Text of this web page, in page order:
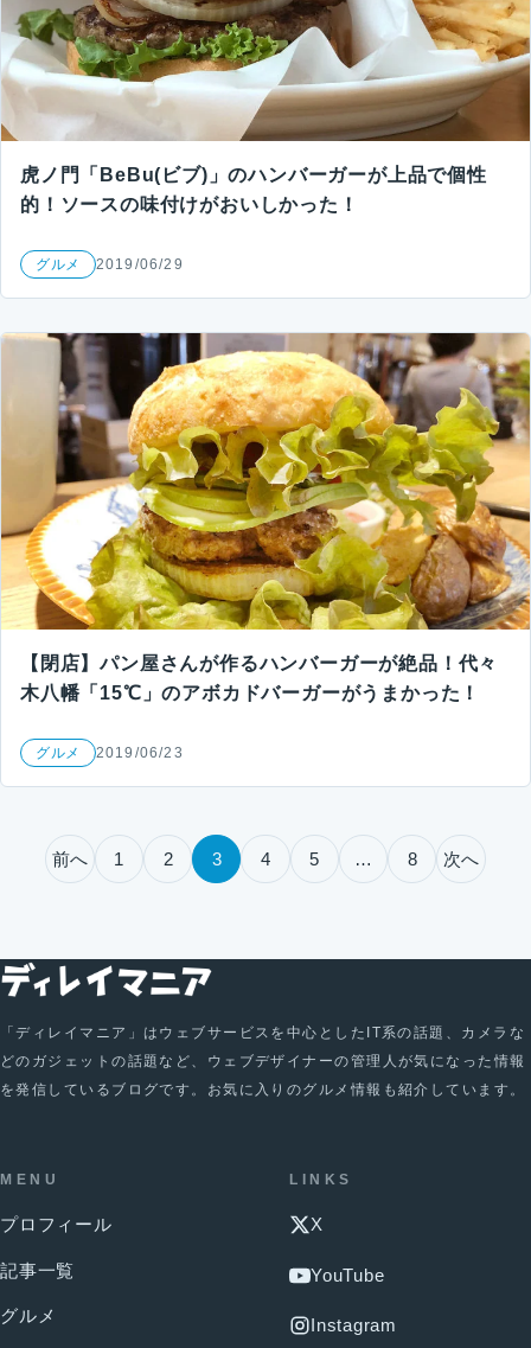
虎ノ門「BeBu(ビブ)」のハンバーガーが上品で個性
的！ソースの味付けがおいしかった！
グルメ 2019/06/29
【閉店】パン屋さんが作るハンバーガーが絶品！代々
木八幡「15℃」のアボカドバーガーがうまかった！
グルメ 2019/06/23
投稿のページ送り
前へ 1 2 3 4 5 … 8 次へ
「ディレイマニア」はウェブサービスを中心としたIT系の話題、カメラな
どのガジェットの話題など、ウェブデザイナーの管理人が気になった情報
を発信しているブログです。お気に入りのグルメ情報も紹介しています。
MENU
プロフィール
記事一覧
グルメ
LINKS
X
YouTube
Instagram